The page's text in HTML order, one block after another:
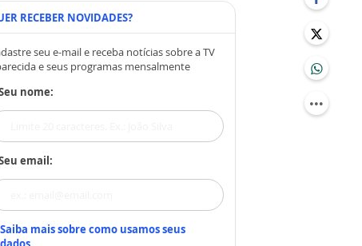
RECEBER NOVIDADES?
seu e-mail e receba notícias sobre a TV
e seus programas mensalmente
nome:
email:
Saiba mais sobre como usamos seus